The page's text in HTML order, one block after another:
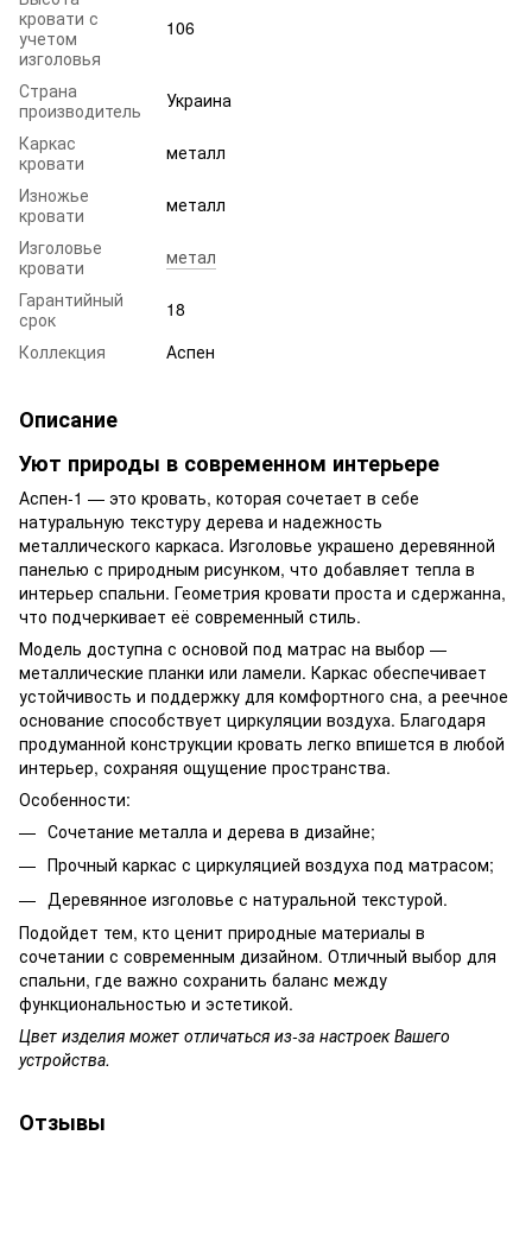
кровати с
учетом
изголовья
106
Страна
производитель
Украина
Каркас
кровати
металл
Изножье
кровати
металл
Изголовье
кровати
метал
Гарантийный
срок
18
Коллекция
Аспен
Описание
Уют природы в современном интерьере
Аспен-1 — это кровать, которая сочетает в себе
натуральную текстуру дерева и надежность
металлического каркаса. Изголовье украшено деревянной
панелью с природным рисунком, что добавляет тепла в
интерьер спальни. Геометрия кровати проста и сдержанна,
что подчеркивает её современный стиль.
Модель доступна с основой под матрас на выбор —
металлические планки или ламели. Каркас обеспечивает
устойчивость и поддержку для комфортного сна, а реечное
основание способствует циркуляции воздуха. Благодаря
продуманной конструкции кровать легко впишется в любой
интерьер, сохраняя ощущение пространства.
Особенности:
Сочетание металла и дерева в дизайне;
Прочный каркас с циркуляцией воздуха под матрасом;
Деревянное изголовье с натуральной текстурой.
Подойдет тем, кто ценит природные материалы в
сочетании с современным дизайном. Отличный выбор для
спальни, где важно сохранить баланс между
функциональностью и эстетикой.
Цвет изделия может отличаться из-за настроек Вашего
устройства.
Отзывы